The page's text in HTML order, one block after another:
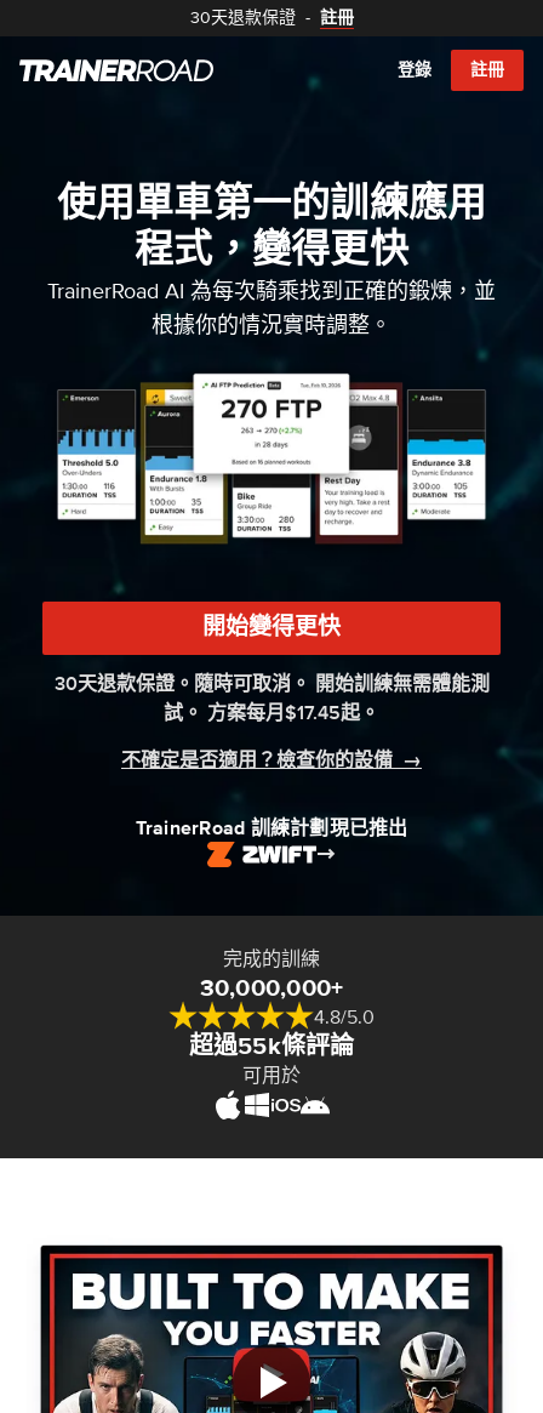
30天退款保證 - 註冊
登錄 註冊
使用單車第一的訓練應用
程式，變得更快
TrainerRoad AI 為每次騎乘找到正確的鍛煉，並
根據你的情況實時調整。
開始變得更快
30天退款保證。隨時可取消。 開始訓練無需體能測
試。 方案每月$17.45起。
不確定是否適用？檢查你的設備 →
TrainerRoad 訓練計劃現已推出
完成的訓練
30,000,000+
4.8/5.0
超過55k條評論
可用於